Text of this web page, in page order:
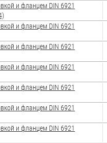
и фланцем DIN 6921
и фланцем DIN 6921
и фланцем DIN 6921
и фланцем DIN 6921
и фланцем DIN 6921
и фланцем DIN 6921
и фланцем DIN 6921